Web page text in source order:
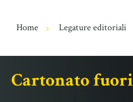
Home 5 Legature editoriali
Cartonato